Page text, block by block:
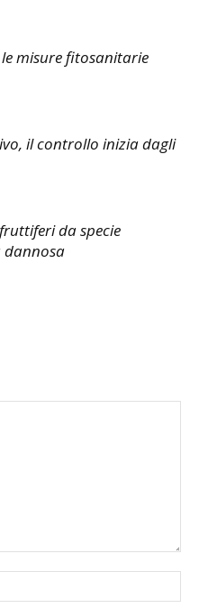
misure fitosanitarie
il controllo inizia dagli
da specie
dannosa